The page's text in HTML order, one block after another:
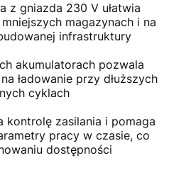
z gniazda 230 V ułatwia
magazynach i na
infrastruktury
akumulatorach pozwala
ładowanie przy dłuższych
cyklach
kontrolę zasilania i pomaga
pracy w czasie, co
dostępności